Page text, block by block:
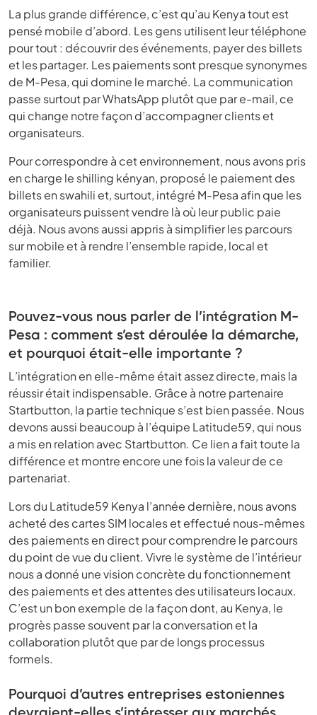
La plus grande différence, c’est qu’au Kenya tout est
pensé mobile d’abord. Les gens utilisent leur téléphone
pour tout : découvrir des événements, payer des billets
et les partager. Les paiements sont presque synonymes
de M-Pesa, qui domine le marché. La communication
passe surtout par WhatsApp plutôt que par e-mail, ce
qui change notre façon d’accompagner clients et
organisateurs.
Pour correspondre à cet environnement, nous avons pris
en charge le shilling kényan, proposé le paiement des
billets en swahili et, surtout, intégré M-Pesa afin que les
organisateurs puissent vendre là où leur public paie
déjà. Nous avons aussi appris à simplifier les parcours
sur mobile et à rendre l’ensemble rapide, local et
familier.
Pouvez-vous nous parler de l’intégration M-
Pesa : comment s’est déroulée la démarche,
et pourquoi était-elle importante ?
L’intégration en elle-même était assez directe, mais la
réussir était indispensable. Grâce à notre partenaire
Startbutton, la partie technique s’est bien passée. Nous
devons aussi beaucoup à l’équipe Latitude59, qui nous
a mis en relation avec Startbutton. Ce lien a fait toute la
différence et montre encore une fois la valeur de ce
partenariat.
Lors du Latitude59 Kenya l’année dernière, nous avons
acheté des cartes SIM locales et effectué nous-mêmes
des paiements en direct pour comprendre le parcours
du point de vue du client. Vivre le système de l’intérieur
nous a donné une vision concrète du fonctionnement
des paiements et des attentes des utilisateurs locaux.
C’est un bon exemple de la façon dont, au Kenya, le
progrès passe souvent par la conversation et la
collaboration plutôt que par de longs processus
formels.
Pourquoi d’autres entreprises estoniennes